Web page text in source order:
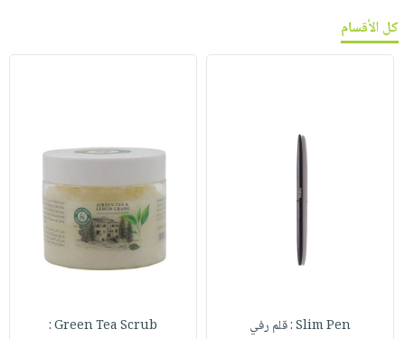
كل الأقسام
Slim Pen : قلم رفي Green Tea Scrub :